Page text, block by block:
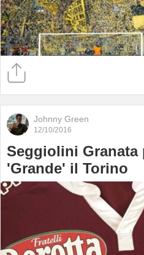
Johnny Green
12/10/2016
Seggiolini Granata
'Grande' il Torino